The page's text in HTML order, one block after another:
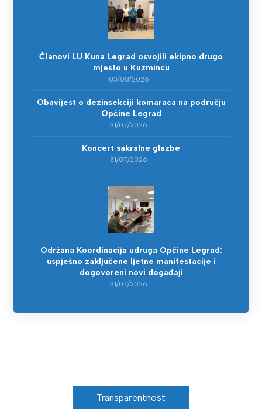
Članovi LU Kuna Legrad osvojili ekipno drugo
mjesto u Kuzmincu
03/08/2026
Obavijest o dezinsekciji komaraca na području
Općine Legrad
31/07/2026
Koncert sakralne glazbe
31/07/2026
Održana Koordinacija udruga Općine Legrad:
uspješno zaključene ljetne manifestacije i
dogovoreni novi događaji
31/07/2026
Transparentnost